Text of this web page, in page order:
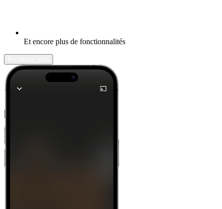
Et encore plus de fonctionnalités